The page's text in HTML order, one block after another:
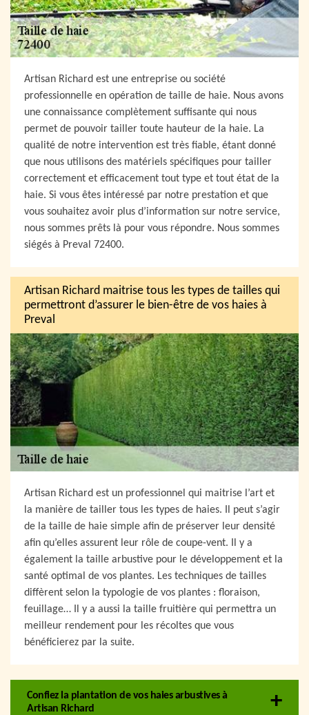
Artisan Richard est une entreprise ou société
professionnelle en opération de taille de haie. Nous avons
une connaissance complètement suffisante qui nous
permet de pouvoir tailler toute hauteur de la haie. La
qualité de notre intervention est très fiable, étant donné
que nous utilisons des matériels spécifiques pour tailler
correctement et efficacement tout type et tout état de la
haie. Si vous êtes intéressé par notre prestation et que
vous souhaitez avoir plus d’information sur notre service,
nous sommes prêts là pour vous répondre. Nous sommes
siégés à Preval 72400.
Artisan Richard maitrise tous les types de tailles qui
permettront d’assurer le bien-être de vos haies à
Preval
Artisan Richard est un professionnel qui maitrise l’art et
la manière de tailler tous les types de haies. Il peut s’agir
de la taille de haie simple afin de préserver leur densité
afin qu’elles assurent leur rôle de coupe-vent. Il y a
également la taille arbustive pour le développement et la
santé optimal de vos plantes. Les techniques de tailles
diffèrent selon la typologie de vos plantes : floraison,
feuillage… Il y a aussi la taille fruitière qui permettra un
meilleur rendement pour les récoltes que vous
bénéficierez par la suite.
Confiez la plantation de vos haies arbustives à
Artisan Richard